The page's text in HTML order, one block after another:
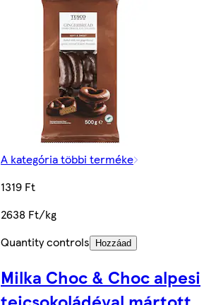
A kategória többi terméke
1319 Ft
2638 Ft/kg
Quantity controls
Hozzáad
Milka Choc & Choc alpesi